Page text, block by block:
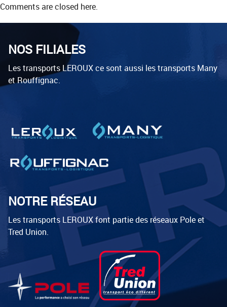
Comments are closed here.
NOS FILIALES
Les transports LEROUX ce sont aussi les transports Many
et Rouffignac.
NOTRE RÉSEAU
Les transports LEROUX font partie des réseaux Pole et
Tred Union.